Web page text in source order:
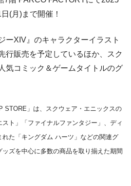
(月)まで開催！
ーXIV』のキャラクターイラスト
行販売を予定しているほか、スク
気コミック＆ゲームタイトルのグ
」は、スクウェア・エニックスの
ト」「ファイナルファンタジー」、ディ
れた「キングダム ハーツ」などの関連グ
ズを中心に多数の商品を取り揃えた期間